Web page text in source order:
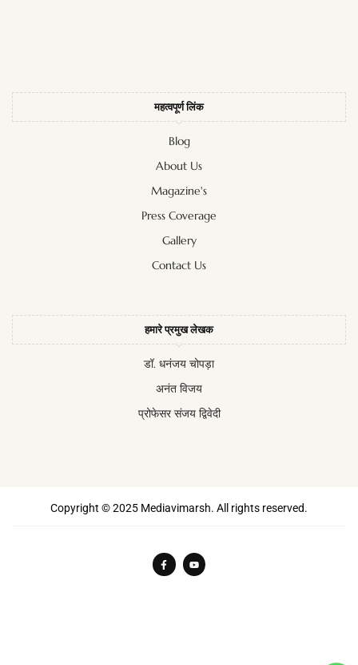
महत्वपूर्ण लिंक
Blog
About Us
Magazine's
Press Coverage
Gallery
Contact Us
हमारे प्रमुख लेखक
डॉ. धनंजय चोपड़ा
अनंत विजय
प्रोफेसर संजय द्विवेदी
Copyright © 2025 Mediavimarsh. All rights reserved.